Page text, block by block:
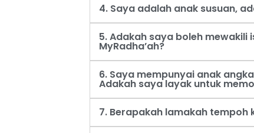
4. Saya adalah anak susuan,
5. Adakah saya boleh
MyRadha’ah?
6. Saya mempunyai anak
Adakah saya layak untuk
7. Berapakah lamakah tempoh